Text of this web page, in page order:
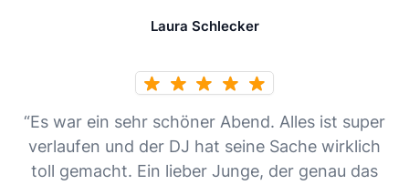
Laura Schlecker
“Es war ein sehr schöner Abend. Alles ist super
verlaufen und der DJ hat seine Sache wirklich
toll gemacht. Ein lieber Junge, der genau das